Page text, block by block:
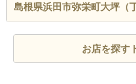
島根県浜田市弥栄町大坪（
お店を探す